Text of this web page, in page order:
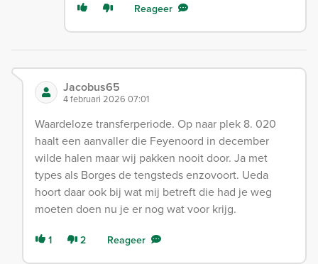
Reageer
Jacobus65
4 februari 2026 07:01
Waardeloze transferperiode. Op naar plek 8. 020
haalt een aanvaller die Feyenoord in december
wilde halen maar wij pakken nooit door. Ja met
types als Borges de tengsteds enzovoort. Ueda
hoort daar ook bij wat mij betreft die had je weg
moeten doen nu je er nog wat voor krijg.
1 2 Reageer